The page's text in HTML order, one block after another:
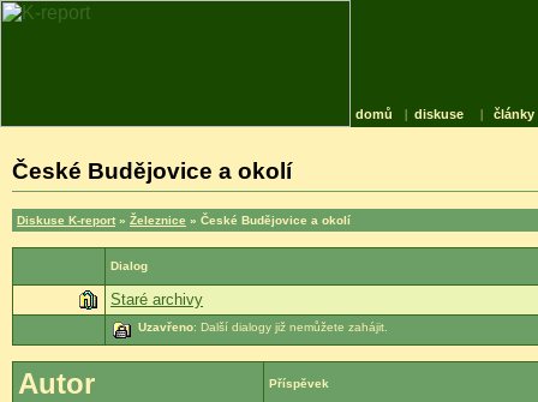
domů | diskuse | články
České Budějovice a okolí
Diskuse K-report » Železnice » České Budějovice a okolí
Dialog
Staré archivy
Uzavřeno: Další dialogy již nemůžete zahájit.
Autor Příspěvek